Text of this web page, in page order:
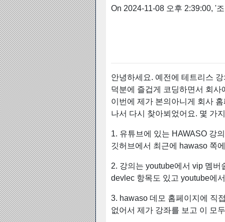
On 2024-11-08 오후 2:39:00, '
안녕하세요. 예전에 테트리스
덕분에 즐겁게 코딩하면서 회
이번에 제가 본의아니게 회사
나서 다시 찾아뵈었어요. 몇 가
1. 유튜브에 있는 HAWASO 강
깃허브에서 최근에 hawaso 쪽
2. 강의는 youtube에서 vip 멤
devlec 항목도 있고 youtube에
3. hawaso 데모 홈페이지에 직
없어서 제가 강좌를 보고 이 모